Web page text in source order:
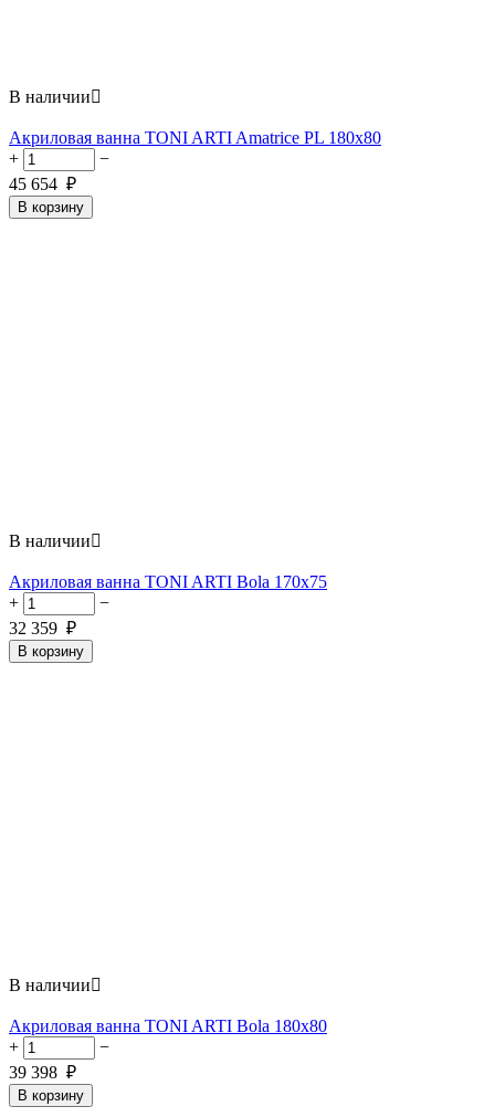
В наличии
Акриловая ванна TONI ARTI Amatrice PL 180x80
+
−
45 654 ₽
В корзину
В наличии
Акриловая ванна TONI ARTI Bola 170x75
+
−
32 359 ₽
В корзину
В наличии
Акриловая ванна TONI ARTI Bola 180x80
+
−
39 398 ₽
В корзину